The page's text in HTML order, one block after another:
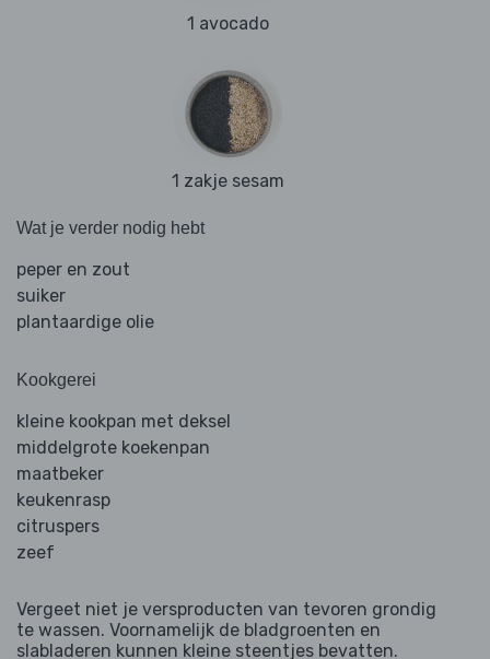
1 avocado
1 zakje sesam
Wat je verder nodig hebt
peper en zout
suiker
plantaardige olie
Kookgerei
kleine kookpan met deksel
middelgrote koekenpan
maatbeker
keukenrasp
citruspers
zeef
Vergeet niet je versproducten van tevoren grondig
te wassen. Voornamelijk de bladgroenten en
slabladeren kunnen kleine steentjes bevatten.